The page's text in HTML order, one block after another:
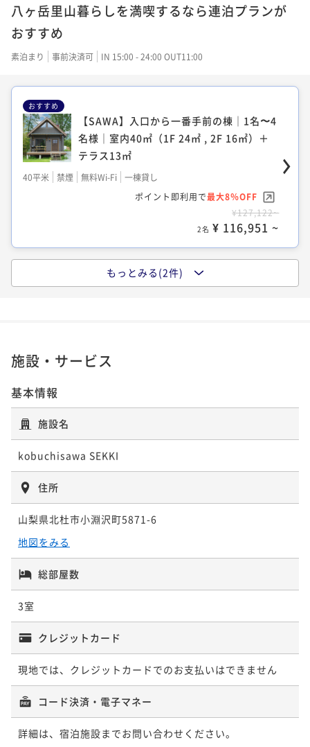
2名 ¥ 95,797 ~
様｜室内64㎡（1F 40㎡ , 2F24㎡）＋テラ
64平米 禁煙 無料Wi-Fi
一棟貸し
ポイント即利用で 最大8％OFF
八ヶ岳里山暮らしを満喫するなら連泊プランが
おすすめ
素泊まり 事前決済可 IN 15:00 - 24:00 OUT11:00
おすすめ
【SAWA】入口から一番手前の棟｜1名〜4
名様｜室内40㎡（1F 24㎡ , 2F 16㎡）＋
テラス13㎡
40平米 禁煙 無料Wi-Fi
一棟貸し
ポイント即利用で最大8％OFF
¥127,122~
2名 ¥ 116,951 ~
【MON】真ん中の棟｜1名〜6名様｜64㎡
【YAMA】入口から一番奥の棟｜1名〜6名
様｜室内64㎡（1F 40㎡ , 2F24㎡）＋テラ
ス27㎡｜サウナ付き
64平米
ポイント即利用で
もっとみる(2件)
施設・サービス
基本情報
施設名
kobuchisawa SEKKI
住所
山梨県北杜市小淵沢町5871-6
地図をみる
総部屋数
3室
クレジットカード
現地では、クレジットカードでのお支払いはできません
コード決済・電子マネー
詳細は、宿泊施設までお問い合わせください。